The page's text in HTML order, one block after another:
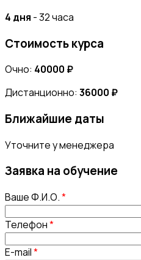
4 дня - 32 часа
Стоимость курса
Очно: 40000 ₽
Дистанционно: 36000 ₽
Ближайшие даты
Уточните у менеджера
Заявка на обучение
Ваше Ф.И.О.*
Телефон*
E-mail*